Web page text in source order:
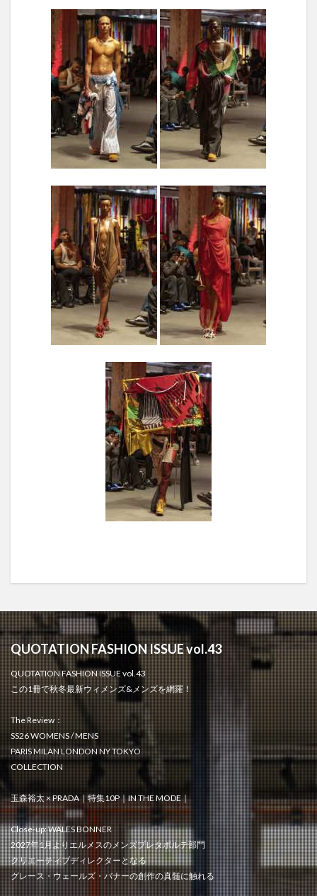
QUOTATION FASHION ISSUE vol.43
QUOTATION FASHION ISSUE vol.43
この1冊で秋冬最新ウィメンズ&メンズを網羅！
The Review：
SS26 WOMENS / MENS
PARIS MILAN LONDON NY TOKYO
COLLECTION
玉森裕太 × PRADA｜特集10P｜IN THE MODE｜
Close-up: WALES BONNER
2027年1月よりエルメスのメンズプレタポルテ部門
クリエーティブディレクターとなる
グレース・ウェールズ・バナーの創作の真髄に触れる